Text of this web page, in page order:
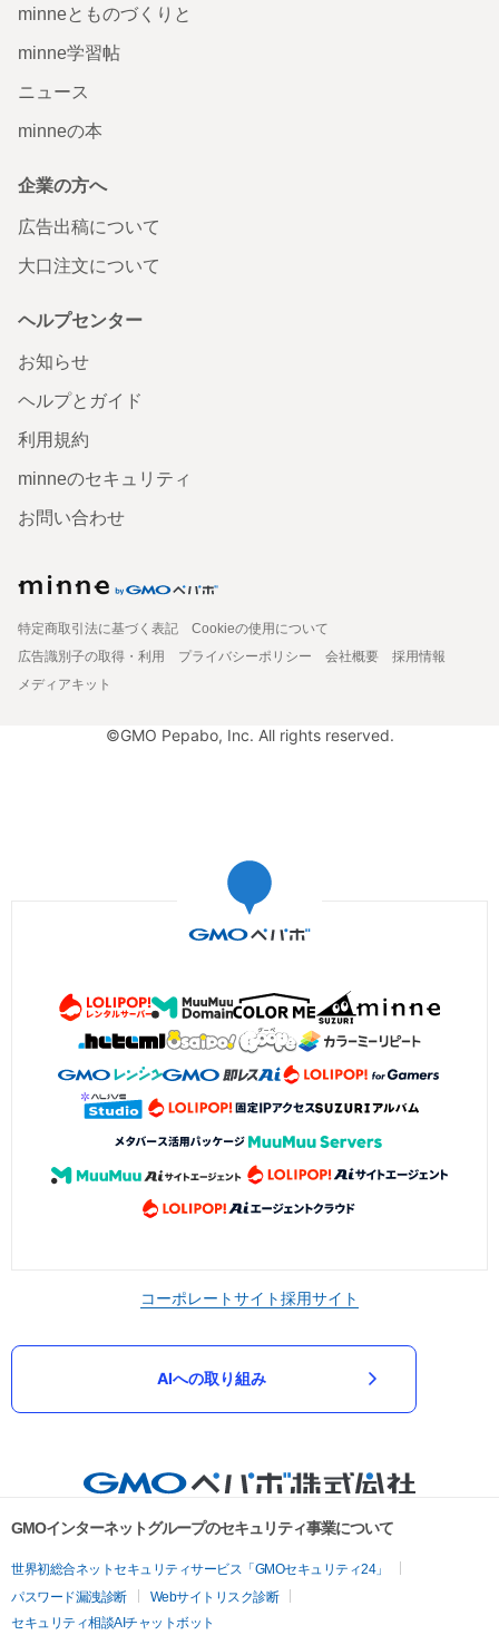
minneとものづくりと
minne学習帖
ニュース
minneの本
企業の方へ
広告出稿について
大口注文について
ヘルプセンター
お知らせ
ヘルプとガイド
利用規約
minneのセキュリティ
お問い合わせ
特定商取引法に基づく表記
Cookieの使用について
広告識別子の取得・利用
プライバシーポリシー 会社概要
採用情報
メディアキット
©GMO Pepabo, Inc. All rights reserved.
コーポレートサイト採用サイト
AIへの取り組み
GMOインターネットグループのセキュリティ事業について
世界初総合ネットセキュリティサービス「GMOセキュリティ24」
パスワード漏洩診断
Webサイトリスク診断
セキュリティ相談AIチャットボット